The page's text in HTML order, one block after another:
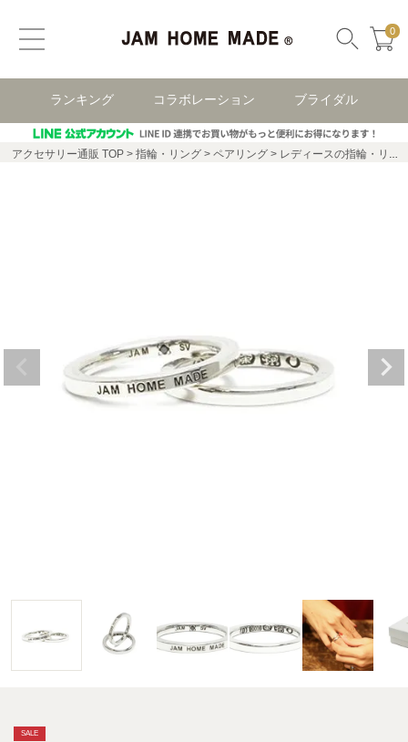
0
ランキング コラボレーション ブライダル
アクセサリー通販 TOP 指輪・リング ペアリング レディースの指輪・リング
SALE